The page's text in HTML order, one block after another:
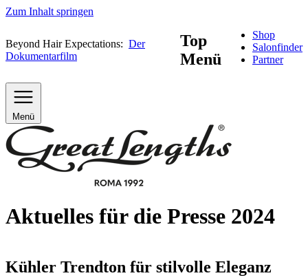
Zum Inhalt springen
Beyond Hair Expectations: Der
Dokumentarfilm
Top
Menü
Shop
Salonfinder
Partner
Menü
Aktuelles für die Presse 2024
Kühler Trendton für stilvolle Eleganz